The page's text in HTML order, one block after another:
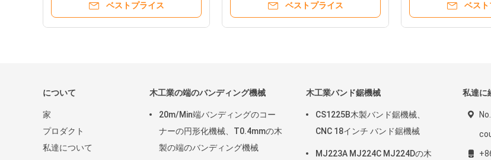
ベストプライス ベストプライス ベスト
について
家
プロダクト
私達について
木工業の端のバンディング機械
20m/Min端バンディングのコー
ナーの円形化機械、T0.4mmの木
製の端のバンディング機械
木工業バンド鋸機械
CS1225B木製バンド鋸機械、
CNC 18インチ バンド鋸機械
MJ223A MJ224C MJ224Dの木
私達に